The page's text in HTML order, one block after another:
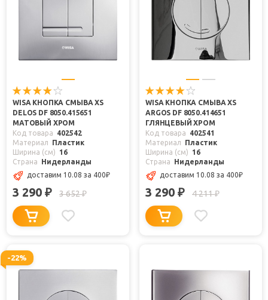
WISA КНОПКА СМЫВА XS
DELOS DF 8050.415651
МАТОВЫЙ ХРОМ
Код товара
402542
Материал
Пластик
Ширина (см)
16
Страна
Нидерланды
доставим 10.08 за 400₽
3 290 ₽ 3 652₽
WISA КНОПКА СМЫВА XS
ARGOS DF 8050.414651
ГЛЯНЦЕВЫЙ ХРОМ
Код товара
402541
Материал
Пластик
Ширина (см)
16
Страна
Нидерланды
доставим 10.08 за 400₽
3 290 ₽ 4 211₽
-22%